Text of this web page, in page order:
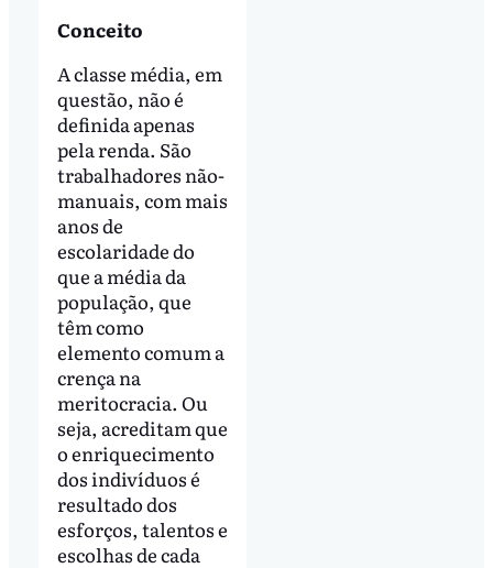
Conceito
A classe média, em
questão, não é
definida apenas
pela renda. São
trabalhadores não-
manuais, com mais
anos de
escolaridade do
que a média da
população, que
têm como
elemento comum a
crença na
meritocracia. Ou
seja, acreditam que
o enriquecimento
dos indivíduos é
resultado dos
esforços, talentos e
escolhas de cada